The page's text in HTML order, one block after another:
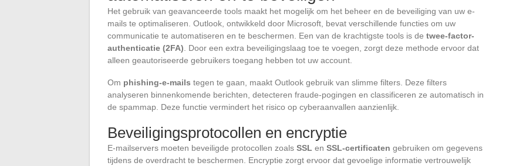
Het gebruik van geavanceerde tools maakt het mogelijk om het beheer en de beveiliging van uw e-
mails te optimaliseren. Outlook, ontwikkeld door Microsoft, bevat verschillende functies om uw
communicatie te automatiseren en te beschermen. Een van de krachtigste tools is de twee-factor-
authenticatie (2FA) . Door een extra beveiligingslaag toe te voegen, zorgt deze methode ervoor dat
alleen geautoriseerde gebruikers toegang hebben tot uw account.
Om phishing-e-mails tegen te gaan, maakt Outlook gebruik van slimme filters. Deze filters
analyseren binnenkomende berichten, detecteren fraude-pogingen en classificeren ze automatisch in
de spammap. Deze functie vermindert het risico op cyberaanvallen aanzienlijk.
Beveiligingsprotocollen en encryptie
E-mailservers moeten beveiligde protocollen zoals SSL en SSL-certificaten gebruiken om gegevens
tijdens de overdracht te beschermen. Encryptie zorgt ervoor dat gevoelige informatie vertrouwelijk